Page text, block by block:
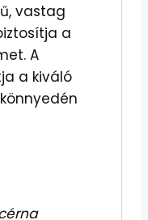
vastag
a
A
a kiváló